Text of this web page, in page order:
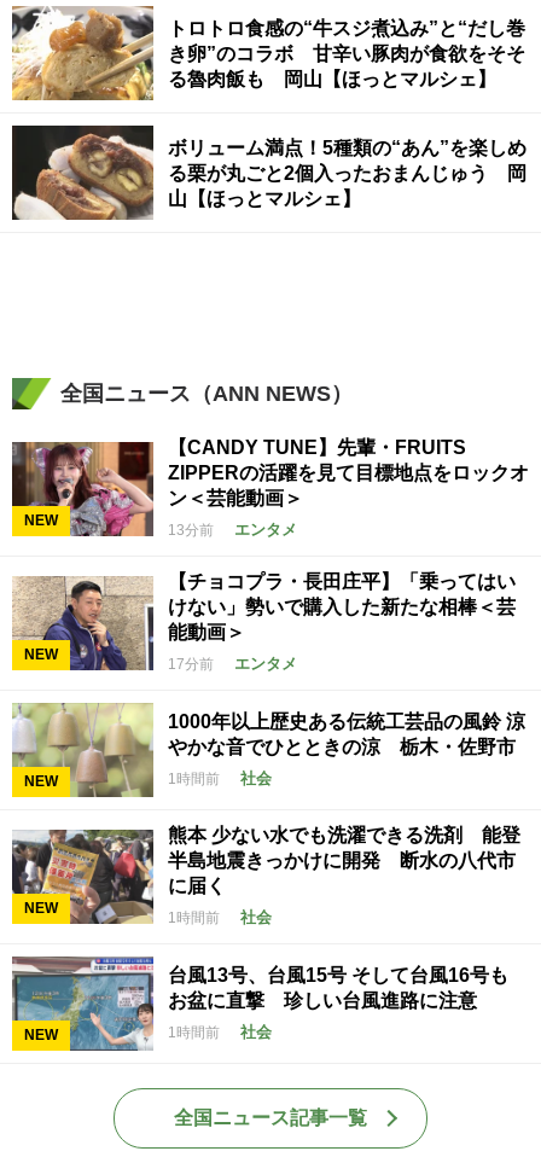
トロトロ食感の“牛スジ煮込み”と“だし巻
き卵”のコラボ 甘辛い豚肉が食欲をそそ
る魯肉飯も 岡山【ほっとマルシェ】
ボリューム満点！5種類の“あん”を楽しめ
る栗が丸ごと2個入ったおまんじゅう 岡
山【ほっとマルシェ】
全国ニュース（ANN NEWS）
NEW
【CANDY TUNE】先輩・FRUITS
ZIPPERの活躍を見て目標地点をロックオ
ン＜芸能動画＞
13分前 エンタメ
NEW
【チョコプラ・長田庄平】「乗ってはい
けない」勢いで購入した新たな相棒＜芸
能動画＞
17分前 エンタメ
NEW
1000年以上歴史ある伝統工芸品の風鈴 涼
やかな音でひとときの涼 栃木・佐野市
1時間前 社会
NEW
熊本 少ない水でも洗濯できる洗剤 能登
半島地震きっかけに開発 断水の八代市
に届く
1時間前 社会
NEW
台風13号、台風15号 そして台風16号も
お盆に直撃 珍しい台風進路に注意
1時間前 社会
全国ニュース記事一覧